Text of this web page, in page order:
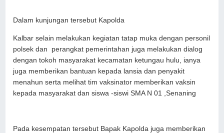
Dalam kunjungan tersebut Kapolda
Kalbar selain melakukan kegiatan tatap muka dengan personil
polsek dan perangkat pemerintahan juga melakukan dialog
dengan tokoh masyarakat kecamatan ketungau hulu, ianya
juga memberikan bantuan kepada lansia dan penyakit
menahun serta melihat tim vaksinator memberikan vaksin
kepada masyarakat dan siswa -siswi SMA N 01 ,Senaning
Pada kesempatan tersebut Bapak Kapolda juga memberikan